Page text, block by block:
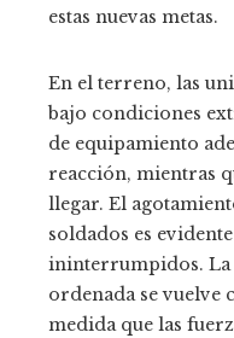
estas nuevas metas.
En el terreno, las
bajo condiciones
de equipamiento
reacción, mientras
llegar. El
soldados es
ininterrumpidos. La
ordenada se vuelve
medida que las